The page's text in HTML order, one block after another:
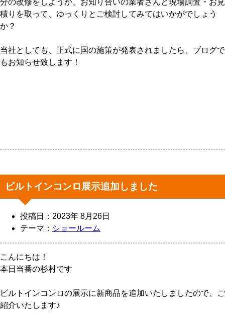
分の改修をしようか、お知り合いの業者さんと現場調査・お見
積りを取って、ゆっくりとご検討してみてはいかがでしょう
か？
当社としても、正式に国の施策が発表されましたら、ブログで
もお知らせ致します！
ビルトインコンロ展示追加しました
投稿日：2023年 8月26日
テーマ： ショールーム
こんにちは！
本日当番の杉村です
ビルトインコンロの展示に新商品を追加いたしましたので、ご
紹介いたします♪